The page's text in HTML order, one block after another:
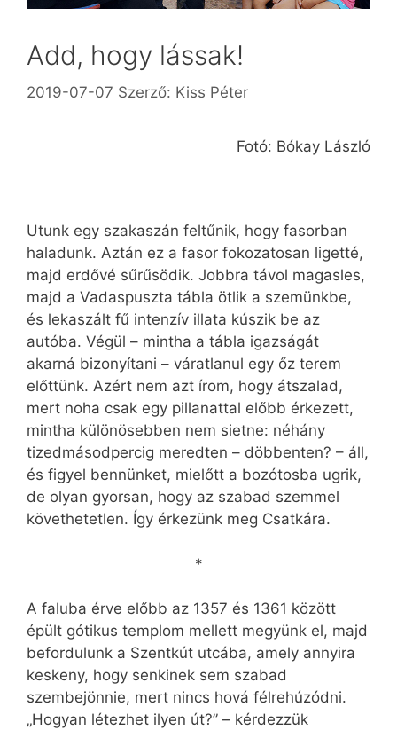
Add, hogy lássak!
2019-07-07 Szerző: Kiss Péter
Fotó: Bókay László
Utunk egy szakaszán feltűnik, hogy fasorban
haladunk. Aztán ez a fasor fokozatosan ligetté,
majd erdővé sűrűsödik. Jobbra távol magasles,
majd a Vadaspuszta tábla ötlik a szemünkbe,
és lekaszált fű intenzív illata kúszik be az
autóba. Végül – mintha a tábla igazságát
akarná bizonyítani – váratlanul egy őz terem
előttünk. Azért nem azt írom, hogy átszalad,
mert noha csak egy pillanattal előbb érkezett,
mintha különösebben nem sietne: néhány
tizedmásodpercig meredten – döbbenten? – áll,
és figyel bennünket, mielőtt a bozótosba ugrik,
de olyan gyorsan, hogy az szabad szemmel
követhetetlen. Így érkezünk meg Csatkára.
*
A faluba érve előbb az 1357 és 1361 között
épült gótikus templom mellett megyünk el, majd
befordulunk a Szentkút utcába, amely annyira
keskeny, hogy senkinek sem szabad
szembejönnie, mert nincs hová félrehúzódni.
„Hogyan létezhet ilyen út?” – kérdezzük